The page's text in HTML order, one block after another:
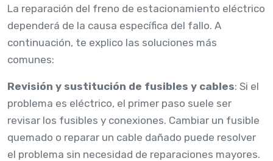
La reparación del freno de estacionamiento eléctrico
dependerá de la causa específica del fallo. A
continuación, te explico las soluciones más
comunes:
Revisión y sustitución de fusibles y cables: Si el
problema es eléctrico, el primer paso suele ser
revisar los fusibles y conexiones. Cambiar un fusible
quemado o reparar un cable dañado puede resolver
el problema sin necesidad de reparaciones mayores.